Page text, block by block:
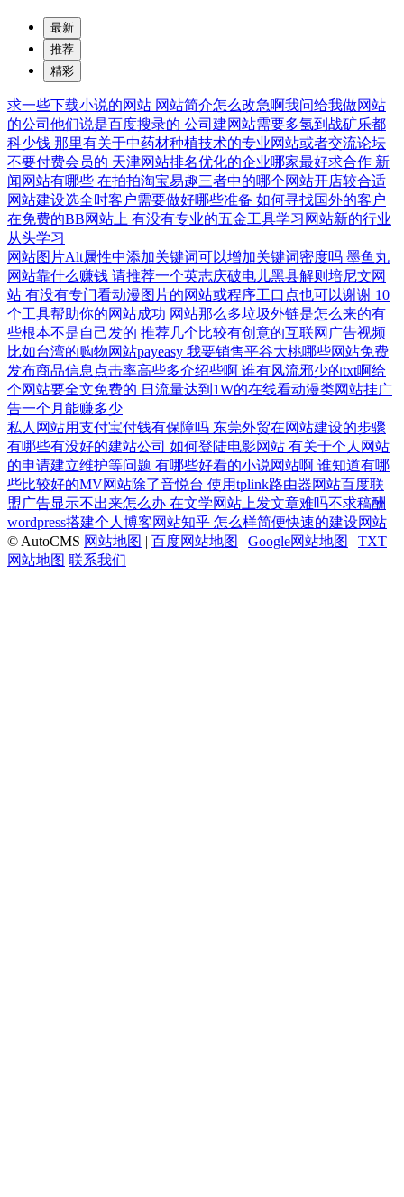
最新
推荐
精彩
求一些下载小说的网站 网站简介怎么改急啊我问给我做网站
的公司他们说是百度搜录的 公司建网站需要多氢到战矿乐都
科少钱 那里有关于中药材种植技术的专业网站或者交流论坛
不要付费会员的 天津网站排名优化的企业哪家最好求合作 新
闻网站有哪些 在拍拍淘宝易趣三者中的哪个网站开店较合适
网站建设选全时客户需要做好哪些准备 如何寻找国外的客户
在免费的BB网站上 有没有专业的五金工具学习网站新的行业
从头学习
网站图片Alt属性中添加关键词可以增加关键词密度吗 墨鱼丸
网站靠什么赚钱 请推荐一个英志庆破电儿黑县解则培尼文网
站 有没有专门看动漫图片的网站或程序工口点也可以谢谢 10
个工具帮助你的网站成功 网站那么多垃圾外链是怎么来的有
些根本不是自己发的 推荐几个比较有创意的互联网广告视频
比如台湾的购物网站payeasy 我要销售平谷大桃哪些网站免费
发布商品信息点击率高些多介绍些啊 谁有风流邪少的txt啊给
个网站要全文免费的 日流量达到1W的在线看动漫类网站挂广
告一个月能赚多少
私人网站用支付宝付钱有保障吗 东莞外贸在网站建设的步骤
有哪些有没好的建站公司 如何登陆电影网站 有关于个人网站
的申请建立维护等问题 有哪些好看的小说网站啊 谁知道有哪
些比较好的MV网站除了音悦台 使用tplink路由器网站百度联
盟广告显示不出来怎么办 在文学网站上发文章难吗不求稿酬
wordpress搭建个人博客网站知乎 怎么样简便快速的建设网站
© AutoCMS 网站地图 | 百度网站地图 | Google网站地图 | TXT
网站地图 联系我们